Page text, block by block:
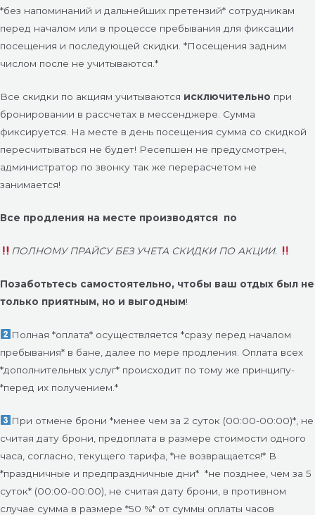
*без напоминаний и дальнейших претензий* сотрудникам
перед началом или в процессе пребывания для фиксации
посещения и последующей скидки. *Посещения задним
числом после не учитываются.*
Все скидки по акциям учитываются исключительно при
бронировании в рассчетах в мессенджере. Сумма
фиксируется. На месте в день посещения сумма со скидкой
пересчитываться не будет! Ресепшен не предусмотрен,
администратор по звонку так же перерасчетом не
занимается!
Все продления на месте производятся по
ПОЛНОМУ ПРАЙСУ БЕЗ УЧЕТА СКИДКИ ПО АКЦИИ.
Позаботьтесь самостоятельно, чтобы ваш отдых был не
только приятным, но и выгодным!
Полная *оплата* осуществляется *сразу перед началом
пребывания* в бане, далее по мере продления. Оплата всех
*дополнительных услуг* происходит по тому же принципу-
*перед их получением.*
При отмене брони *менее чем за 2 суток (00:00-00:00)*, не
считая дату брони, предоплата в размере стоимости одного
часа, согласно, текущего тарифа, *не возвращается!* В
*праздничные и предпраздничные дни* *не позднее, чем за 5
суток* (00:00-00:00), не считая дату брони, в противном
случае сумма в размере *50 %* от суммы оплаты часов